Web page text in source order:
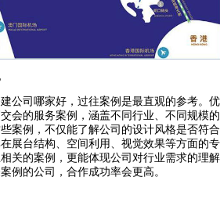
公司哪家好，过往案例是最直观的参考。优
会的服务案例，涵盖不同行业、不同规模的
案例，不仅能了解公司的设计风格是否符合
展台结构、空间利用、视觉效果等方面的专
关的案例，更能体现公司对行业需求的理解
例的公司，合作成功率会更高。